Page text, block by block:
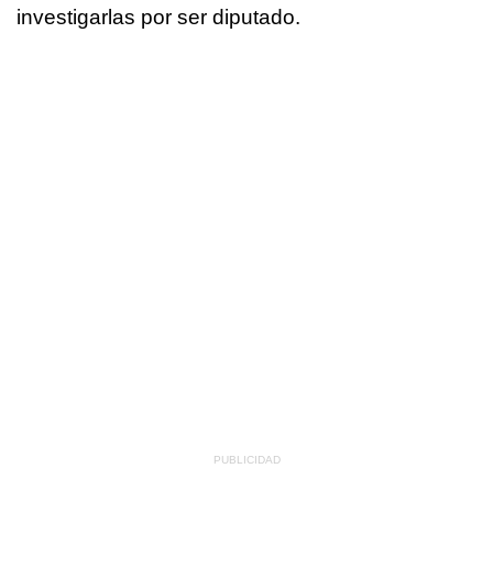
investigarlas por ser diputado.